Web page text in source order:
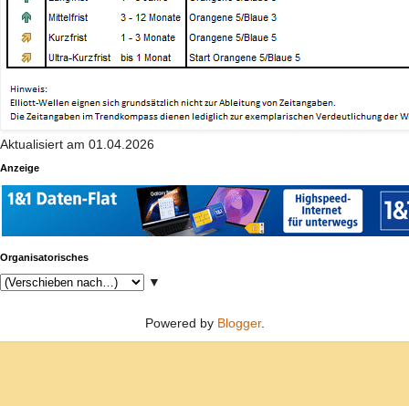
Aktualisiert am 01.04.2026
Anzeige
Organisatorisches
▼
Powered by Blogger.